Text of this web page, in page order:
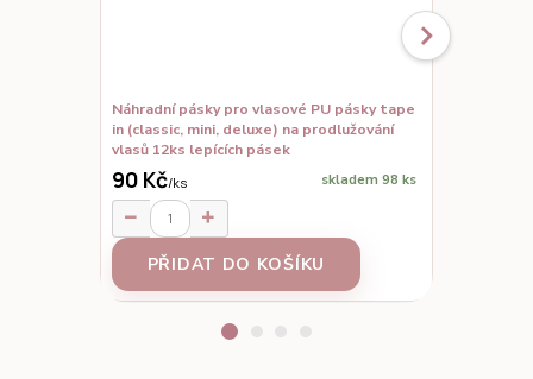
Náhradní pásky pro vlasové PU pásky tape
in (classic, mini, deluxe) na prodlužování
vlasů 12ks lepících pásek
90 Kč/ks skladem 98 ks
PŘIDAT DO KOŠÍKU